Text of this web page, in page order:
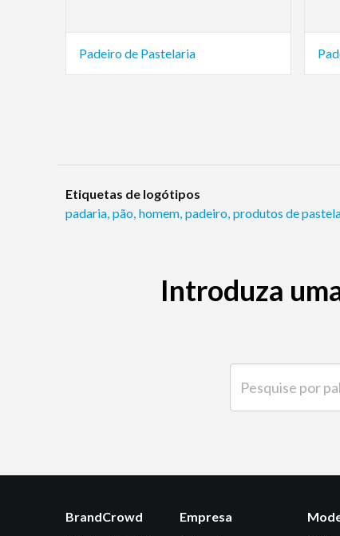
Padeiro de Pastelaria
Etiquetas de logótipos
padaria, pão, homem, padeiro, produtos de
Introduza
BrandCrowd Empresa